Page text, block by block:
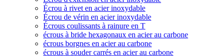
Écrou à rivet en acier inoxydable
Écrou de vérin en acier inoxydable
Écrous coulissants à rainure en T
écrous à bride hexagonaux en acier au carbone
écrous borgnes en acier au carbone
écrous à souder carrés en acier au carbone